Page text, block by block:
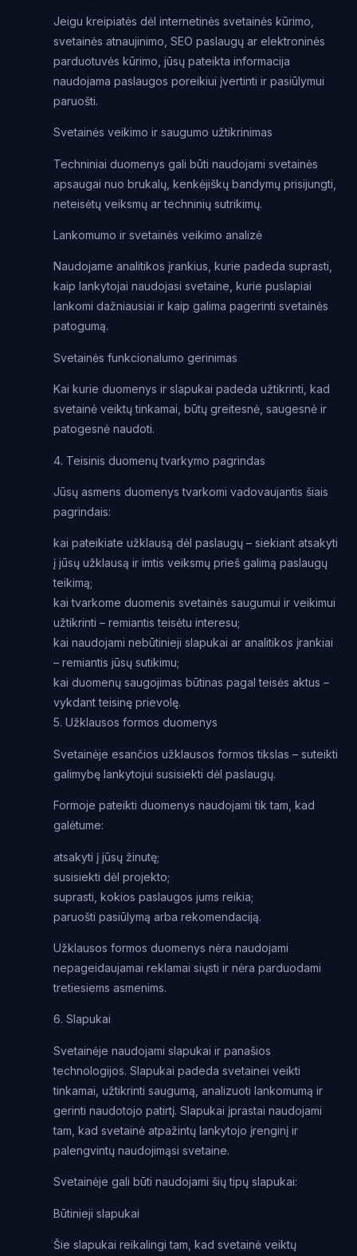
Jeigu kreipiatės dėl internetinės svetainės kūrimo,
svetainės atnaujinimo, SEO paslaugų ar elektroninės
parduotuvės kūrimo, jūsų pateikta informacija
naudojama paslaugos poreikiui įvertinti ir pasiūlymui
paruošti.
Svetainės veikimo ir saugumo užtikrinimas
Techniniai duomenys gali būti naudojami svetainės
apsaugai nuo brukalų, kenkėjiškų bandymų prisijungti,
neteisėtų veiksmų ar techninių sutrikimų.
Lankomumo ir svetainės veikimo analizė
Naudojame analitikos įrankius, kurie padeda suprasti,
kaip lankytojai naudojasi svetaine, kurie puslapiai
lankomi dažniausiai ir kaip galima pagerinti svetainės
patogumą.
Svetainės funkcionalumo gerinimas
Kai kurie duomenys ir slapukai padeda užtikrinti, kad
svetainė veiktų tinkamai, būtų greitesnė, saugesnė ir
patogesnė naudoti.
4. Teisinis duomenų tvarkymo pagrindas
Jūsų asmens duomenys tvarkomi vadovaujantis šiais
pagrindais:
kai pateikiate užklausą dėl paslaugų – siekiant atsakyti
į jūsų užklausą ir imtis veiksmų prieš galimą paslaugų
teikimą;
kai tvarkome duomenis svetainės saugumui ir veikimui
užtikrinti – remiantis teisėtu interesu;
kai naudojami nebūtinieji slapukai ar analitikos įrankiai
– remiantis jūsų sutikimu;
kai duomenų saugojimas būtinas pagal teisės aktus –
vykdant teisinę prievolę.
5. Užklausos formos duomenys
Svetainėje esančios užklausos formos tikslas – suteikti
galimybę lankytojui susisiekti dėl paslaugų.
Formoje pateikti duomenys naudojami tik tam, kad
galėtume:
atsakyti į jūsų žinutę;
susisiekti dėl projekto;
suprasti, kokios paslaugos jums reikia;
paruošti pasiūlymą arba rekomendaciją.
Užklausos formos duomenys nėra naudojami
nepageidaujamai reklamai siųsti ir nėra parduodami
tretiesiems asmenims.
6. Slapukai
Svetainėje naudojami slapukai ir panašios
technologijos. Slapukai padeda svetainei veikti
tinkamai, užtikrinti saugumą, analizuoti lankomumą ir
gerinti naudotojo patirtį. Slapukai įprastai naudojami
tam, kad svetainė atpažintų lankytojo įrenginį ir
palengvintų naudojimąsi svetaine.
Svetainėje gali būti naudojami šių tipų slapukai:
Būtinieji slapukai
Šie slapukai reikalingi tam, kad svetainė veiktų